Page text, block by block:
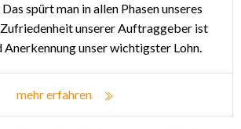
spürt man in allen Phasen unseres
unserer Auftraggeber ist
Anerkennung unser wichtigster Lohn.
mehr erfahren